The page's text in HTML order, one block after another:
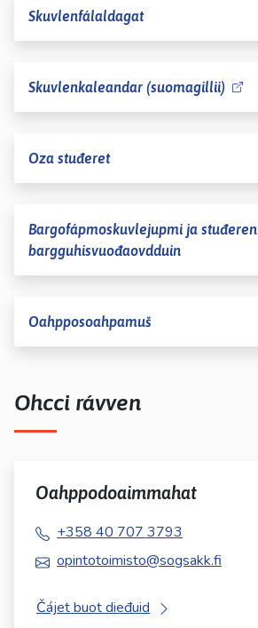
Skuvlenfálaldagat
Skuvlenkaleandar (suomagillii)
Oza stuđeret
Bargofápmoskuvlejupmi ja stuđeren
bargguhisvuođaovdduin
Oahpposoahpamuš
Ohcci rávven
Oahppodoaimmahat
+358 40 707 3793
opintotoimisto@sogsakk.fi
Čájet buot dieđuid